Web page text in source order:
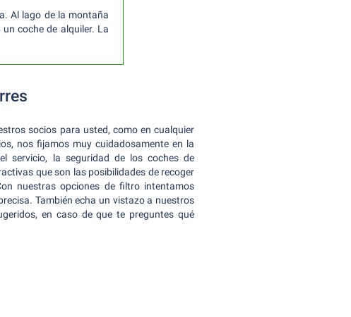
Al lago de la montaña
coche de alquiler. La
socios para usted, como en cualquier
nos fijamos muy cuidadosamente en la
servicio, la seguridad de los coches de
que son las posibilidades de recoger
nuestras opciones de filtro intentamos
También echa un vistazo a nuestros
en caso de que te preguntes qué